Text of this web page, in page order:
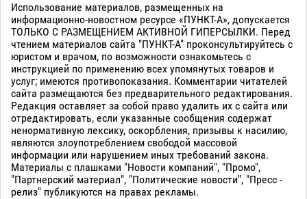
Использование материалов, размещенных на
информационно-новостном ресурсе «ПУНКТ-А», допускается
ТОЛЬКО С РАЗМЕЩЕНИЕМ АКТИВНОЙ ГИПЕРСЫЛКИ. Перед
чтением материалов сайта "ПУНКТ-А" проконсультируйтесь с
юристом и врачом, по возможности ознакомьтесь с
инструкцией по применению всех упомянутых товаров и
услуг; имеются противопоказания. Комментарии читателей
сайта размещаются без предварительного редактирования.
Редакция оставляет за собой право удалить их с сайта или
отредактировать, если указанные сообщения содержат
ненормативную лексику, оскорбления, призывы к насилию,
являются злоупотреблением свободой массовой
информации или нарушением иных требований закона.
Материалы с плашками "Новости компаний", "Промо",
"Партнерский материал", "Политические новости", "Пресс -
релиз" публикуются на правах рекламы.